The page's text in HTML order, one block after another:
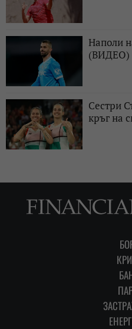
Наполи
(ВИДЕО)
Сестри
кръг на